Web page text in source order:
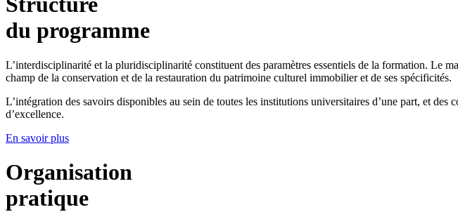
du programme
L’interdisciplinarité et la pluridisciplinarité constituent des paramètres essentiels de la formation. Le
champ de la conservation et de la restauration du patrimoine culturel immobilier et de ses spécificités.
L’intégration des savoirs disponibles au sein de toutes les institutions universitaires d’une part, et
d’excellence.
En savoir plus
Organisation
pratique